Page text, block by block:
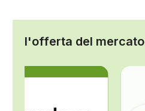
l'offerta del mercato